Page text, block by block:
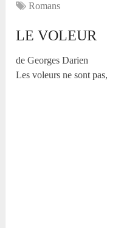
Romans
LE VOLEUR
de Georges Darien
Les voleurs ne sont pas,